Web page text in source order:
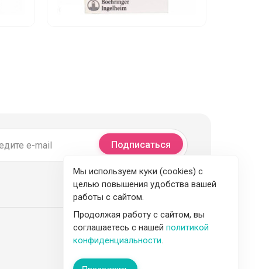
Подписаться
Мы используем куки (cookies) с
целью повышения удобства вашей
работы с сайтом.
Продолжая работу с сайтом, вы
соглашаетесь с нашей политикой
конфиденциальности.